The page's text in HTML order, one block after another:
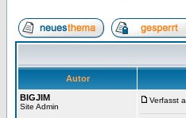
Autor
BIGJIM
Site Admin
Verfasst